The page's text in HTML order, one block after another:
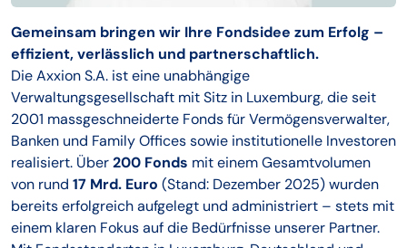
Gemeinsam bringen wir Ihre Fondsidee zum Erfolg –
effizient, verlässlich und partnerschaftlich.
Die Axxion S.A. ist eine unabhängige
Verwaltungsgesellschaft mit Sitz in Luxemburg, die seit
2001 massgeschneiderte Fonds für Vermögensverwalter,
Banken und Family Offices sowie institutionelle Investoren
realisiert. Über200 Fonds mit einem Gesamtvolumen
von rund 17 Mrd. Euro (Stand: Dezember 2025) wurden
bereits erfolgreich aufgelegt und administriert – stets mit
einem klaren Fokus auf die Bedürfnisse unserer Partner.